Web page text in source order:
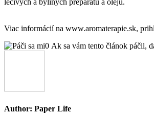
Viac informácií na www.aromaterapie.sk,
0 Ak sa vám tento článok páčil,
Author: Paper Life